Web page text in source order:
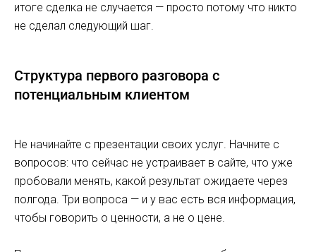
итоге сделка не случается — просто потому что никто
не сделал следующий шаг.
Структура первого разговора с
потенциальным клиентом
Не начинайте с презентации своих услуг. Начните с
вопросов: что сейчас не устраивает в сайте, что уже
пробовали менять, какой результат ожидаете через
полгода. Три вопроса — и у вас есть вся информация,
чтобы говорить о ценности, а не о цене.